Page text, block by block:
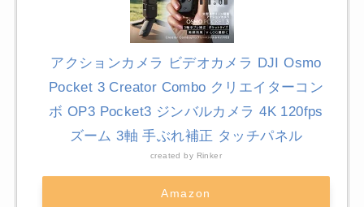
アクションカメラ ビデオカメラ DJI Osmo
Pocket 3 Creator Combo クリエイターコン
ボ OP3 Pocket3 ジンバルカメラ 4K 120fps
ズーム 3軸 手ぶれ補正 タッチパネル
created by Rinker
Amazon